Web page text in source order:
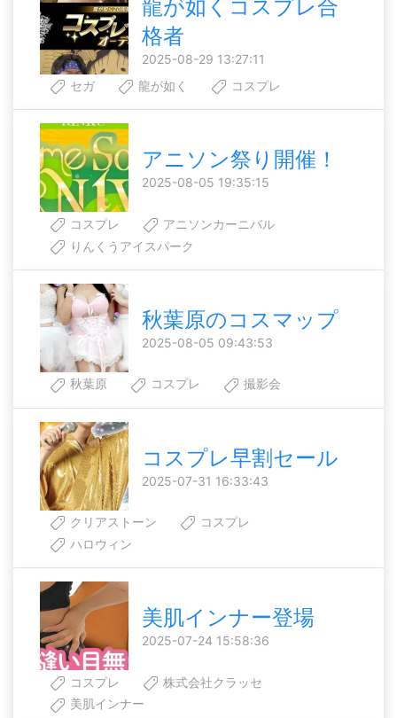
龍が如くコスプレ合
格者
2025-08-29 13:27:11
セガ
龍が如く コスプレ
アニソン祭り開催！
2025-08-05 19:35:15
コスプレ
アニソンカーニバル
りんくうアイスパーク
秋葉原のコスマップ
2025-08-05 09:43:53
秋葉原 コスプレ 撮影会
コスプレ早割セール
2025-07-31 16:33:43
クリアストーン
コスプレ
ハロウィン
美肌インナー登場
2025-07-24 15:58:36
コスプレ
株式会社クラッセ
美肌インナー